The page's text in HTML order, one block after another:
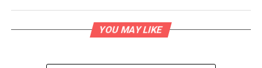
YOU MAY LIKE